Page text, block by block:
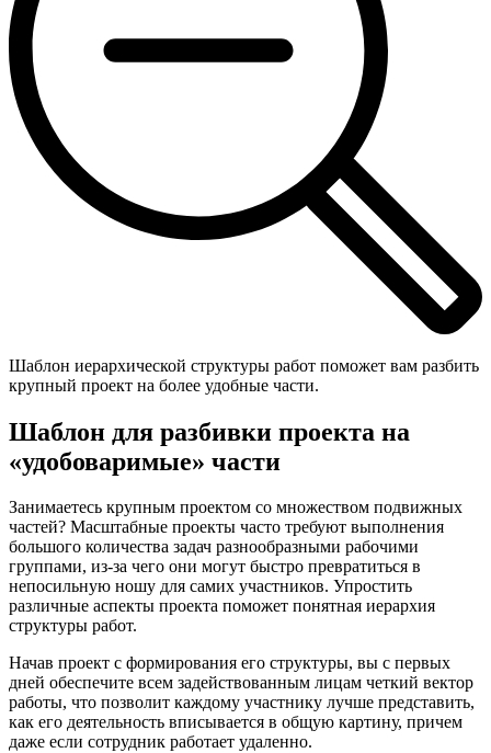
Шаблон иерархической структуры работ поможет вам разбить
крупный проект на более удобные части.
Шаблон для разбивки проекта на
«удобоваримые» части
Занимаетесь крупным проектом со множеством подвижных
частей? Масштабные проекты часто требуют выполнения
большого количества задач разнообразными рабочими
группами, из-за чего они могут быстро превратиться в
непосильную ношу для самих участников. Упростить
различные аспекты проекта поможет понятная иерархия
структуры работ.
Начав проект с формирования его структуры, вы с первых
дней обеспечите всем задействованным лицам четкий вектор
работы, что позволит каждому участнику лучше представить,
как его деятельность вписывается в общую картину, причем
даже если сотрудник работает удаленно.